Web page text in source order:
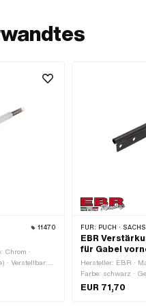
11470
Chrom ·
· Verstellbar:
FÜR: PUCH ·
EBR
für Gabel
Hersteller: EBR ·
Farbe: schwarz ·
Schutzblech - mitte
mm ·
EUR 71,70